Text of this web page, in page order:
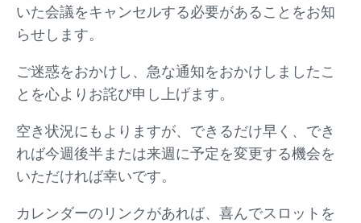
いた会議をキャンセルする必要があることをお知
らせします。
ご迷惑をおかけし、急な通知をおかけしましたこ
とを心よりお詫び申し上げます。
空き状況にもよりますが、できるだけ早く、でき
れば今週後半または来週に予定を変更する機会を
いただければ幸いです。
カレンダーのリンクがあれば、喜んでスロットを